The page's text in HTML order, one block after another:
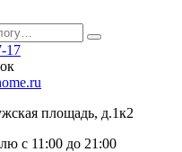
17
площадь, д.1к2
с 11:00 до 21:00